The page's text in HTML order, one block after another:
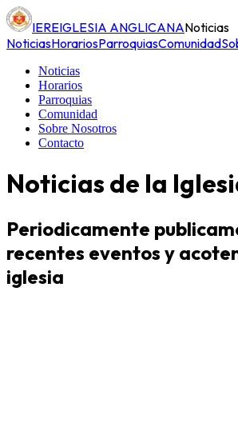
IEREIGLESIA ANGLICANANoticias
NoticiasHorariosParroquiasComunidad
Noticias
Horarios
Parroquias
Comunidad
Sobre Nosotros
Contacto
Noticias de la
Periodicamente
recentes eventos y
iglesia